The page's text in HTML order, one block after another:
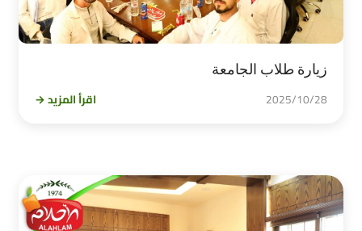
زيارة طلاب الجامعة
2025/10/28 اقرأ المزيد →